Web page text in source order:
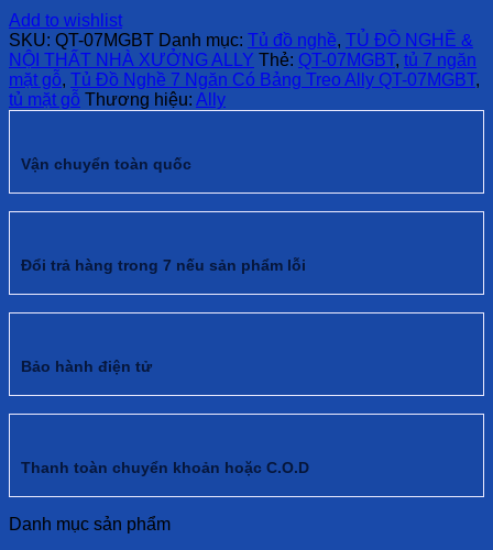
Add to wishlist
SKU: QT-07MGBT Danh mục: Tủ đồ nghề, TỦ ĐỒ NGHỀ &
NỘI THẤT NHÀ XƯỞNG ALLY Thẻ: QT-07MGBT, tủ 7 ngăn
mặt gỗ, Tủ Đồ Nghề 7 Ngăn Có Bảng Treo Ally QT-07MGBT,
tủ mặt gỗ Thương hiệu: Ally
Vận chuyển toàn quốc
Đổi trả hàng trong 7 nếu sản phẩm lỗi
Bảo hành điện tử
Thanh toàn chuyển khoản hoặc C.O.D
Danh mục sản phẩm